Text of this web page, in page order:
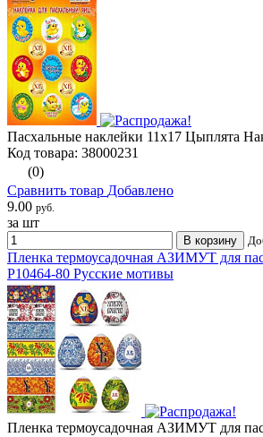
Пасхальные наклейки 11х17 Цыплята
Код товара: 38000231
(0)
Сравнить товар Добавлено
9.00 руб.
за шт
В корзину
Пленка термоусадочная АЗИМУТ для
Р10464-80 Русские мотивы
Пленка термоусадочная АЗИМУТ для